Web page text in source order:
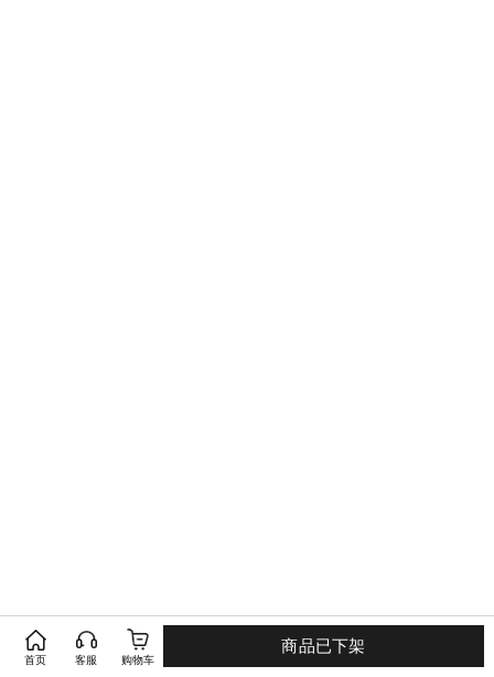
首页 客服 购物车
商品已下架